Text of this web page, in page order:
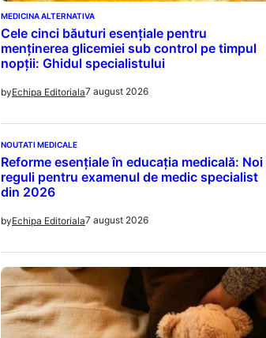
MEDICINA ALTERNATIVA
Cele cinci băuturi esențiale pentru
menținerea glicemiei sub control pe timpul
nopții: Ghidul specialistului
byEchipa Editoriala7 august 2026
NOUTATI MEDICALE
Reforme esențiale în educația medicală: Noi
reguli pentru examenul de medic specialist
din 2026
byEchipa Editoriala7 august 2026